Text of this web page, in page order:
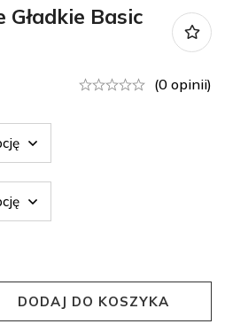
Basic
(0 opinii)
DODAJ DO KOSZYKA